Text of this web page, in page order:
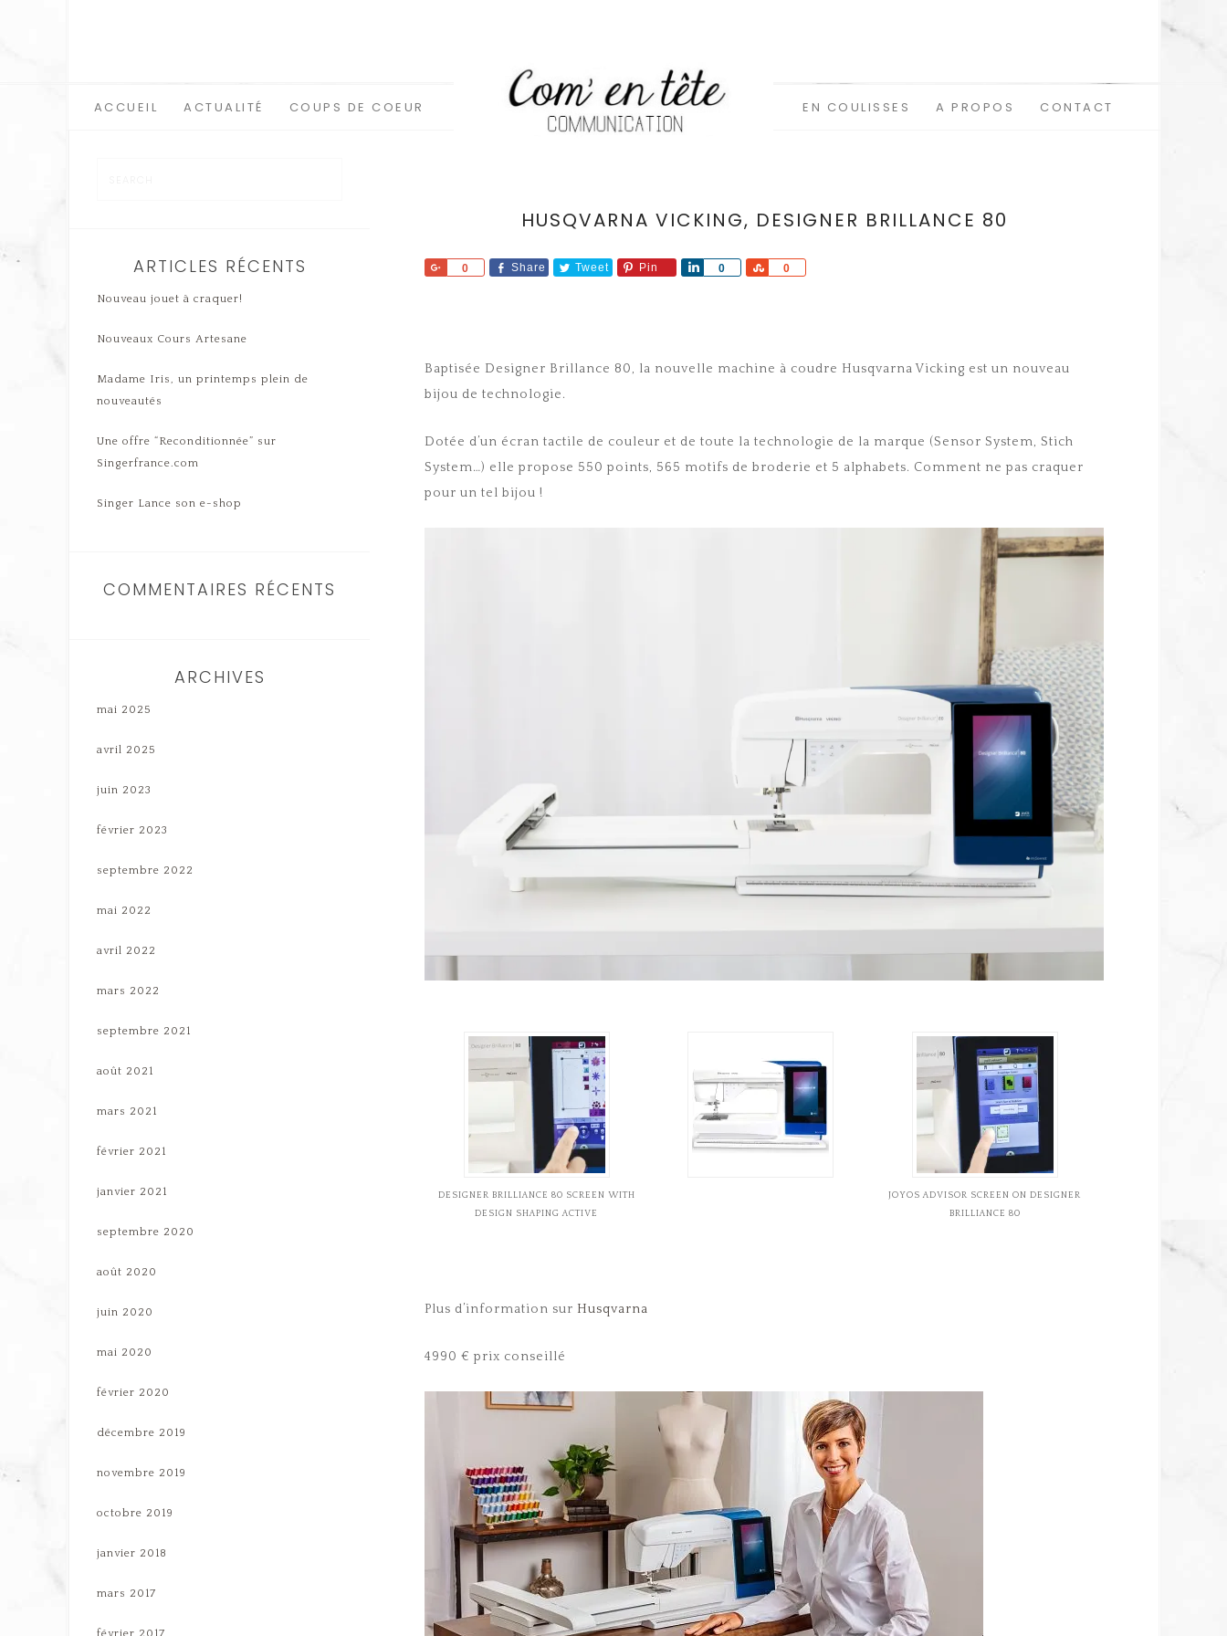
ACCUEIL ACTUALITÉ COUPS DE COEUR EN COULISSES A PROPOS CONTACT
HUSQVARNA VICKING, DESIGNER BRILLANCE 80
0
Share Share Tweet Pin 0
Share 0
Share
Baptisée Designer Brillance 80, la nouvelle machine à coudre Husqvarna Vicking est un nouveau
bijou de technologie.
Dotée d’un écran tactile de couleur et de toute la technologie de la marque (Sensor System, Stich
System…) elle propose 550 points, 565 motifs de broderie et 5 alphabets. Comment ne pas craquer
pour un tel bijou !
DESIGNER BRILLIANCE 80 SCREEN WITH
DESIGN SHAPING ACTIVE
JOYOS ADVISOR SCREEN ON DESIGNER
BRILLIANCE 80
Plus d’information sur Husqvarna
4990 € prix conseillé
ARTICLES RÉCENTS
Nouveau jouet à craquer!
Nouveaux Cours Artesane
Madame Iris, un printemps plein de
nouveautés
Une offre “Reconditionnée” sur
Singerfrance.com
Singer Lance son e-shop
COMMENTAIRES RÉCENTS
ARCHIVES
mai 2025
avril 2025
juin 2023
février 2023
septembre 2022
mai 2022
avril 2022
mars 2022
septembre 2021
août 2021
mars 2021
février 2021
janvier 2021
septembre 2020
août 2020
juin 2020
mai 2020
février 2020
décembre 2019
novembre 2019
octobre 2019
janvier 2018
mars 2017